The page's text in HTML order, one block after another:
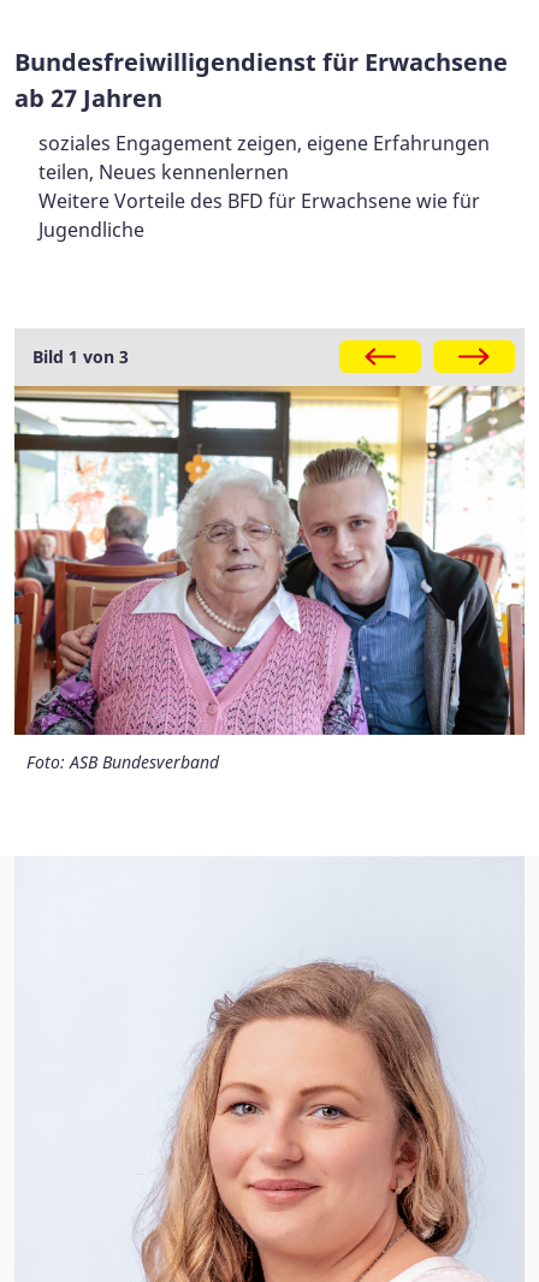
Bundesfreiwilligendienst für Erwachsene
ab 27 Jahren
soziales Engagement zeigen, eigene Erfahrungen
teilen, Neues kennenlernen
Weitere Vorteile des BFD für Erwachsene wie für
Jugendliche
Galerie
Foto: ASB Bundesverband
Foto: ASB Bundesverband
Bild 1 von 3